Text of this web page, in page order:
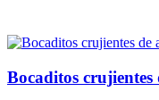
Bocaditos crujientes